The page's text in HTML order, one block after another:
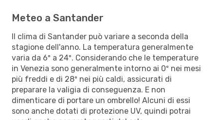
Meteo a Santander
Il clima di Santander può variare a seconda della
stagione dell'anno. La temperatura generalmente
varia da 6º a 24º. Considerando che le temperature
in Venezia sono generalmente intorno ai 0º nei mesi
più freddi e di 28º nei più caldi, assicurati di
preparare la valigia di conseguenza. E non
dimenticare di portare un ombrello! Alcuni di essi
sono anche dotati di protezione UV, quindi potrai